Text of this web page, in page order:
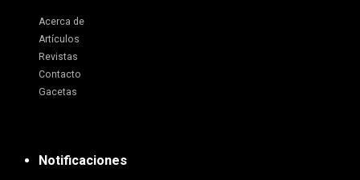
Acerca de
Artículos
Revistas
Contacto
Gacetas
Notificaciones